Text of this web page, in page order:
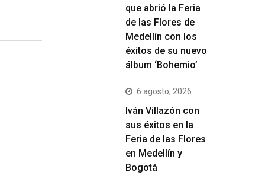
que abrió la Feria
de las Flores de
Medellín con los
éxitos de su nuevo
álbum ‘Bohemio’
6 agosto, 2026
Iván Villazón con
sus éxitos en la
Feria de las Flores
en Medellín y
Bogotá